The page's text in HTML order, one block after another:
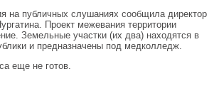
на публичных слушаниях сообщила директор
Проект межевания территории
Земельные участки (их два) находятся в
и предназначены под медколледж.
еще не готов.